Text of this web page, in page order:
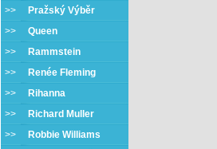
>>
Pražský Výběr
>> Queen
>>
Rammstein
>>
Renée Fleming
>>
Rihanna
>>
Richard Muller
>>
Robbie Williams